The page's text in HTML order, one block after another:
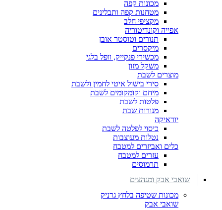
מכונות קפה
מטחנות קפה ותבלינים
מקציפי חלב
אפייה וקונדיטוריה
תנורים וטוסטר אובן
מיקסרים
מכשירי פנקייק, וופל בלגי
משקל מזון
מוצרים לשבת
סירי בישול איטי לחמין ולשבת
מיחם וקומקומים לשבת
פלטות לשבת
מנורות שבת
יודאיקה
כיסוי לפלטה לשבת
נטלות מעוצבות
כלים ואביזרים למטבח
עזרים למטבח
תרמוסים
שואבי אבק ומגהצים
מכונות שטיפה בלחץ גרניק
שואבי אבק